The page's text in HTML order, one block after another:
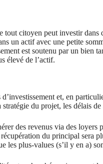
citoyen peut investir dans
un actif avec une petite
est soutenu par un
élevé de l’actif.
et, en
du projet, les délais
des revenus via des
du principal sera
les plus-values (s’il y en a)